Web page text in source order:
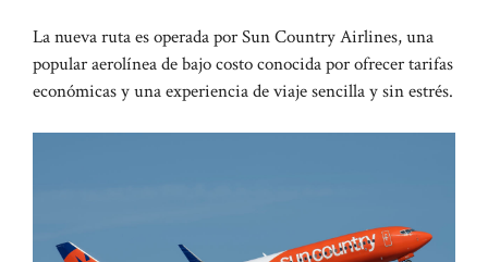
La nueva ruta es operada por Sun Country Airlines, una
popular aerolínea de bajo costo conocida por ofrecer tarifas
económicas y una experiencia de viaje sencilla y sin estrés.